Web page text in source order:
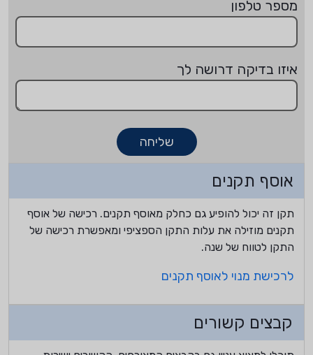
מספר טלפון
איזו בדיקה דרושה לך
שליחה
אוסף תקנים
תקן זה יכול להופיע גם כחלק מאוסף תקנים. רכישה של אוסף
תקנים מוזילה את עלות התקן הספציפי ומאפשרת רכישה של
התקן לטווח של שנה.
לרכישת מנוי לאוסף תקנים
קבצים קשורים